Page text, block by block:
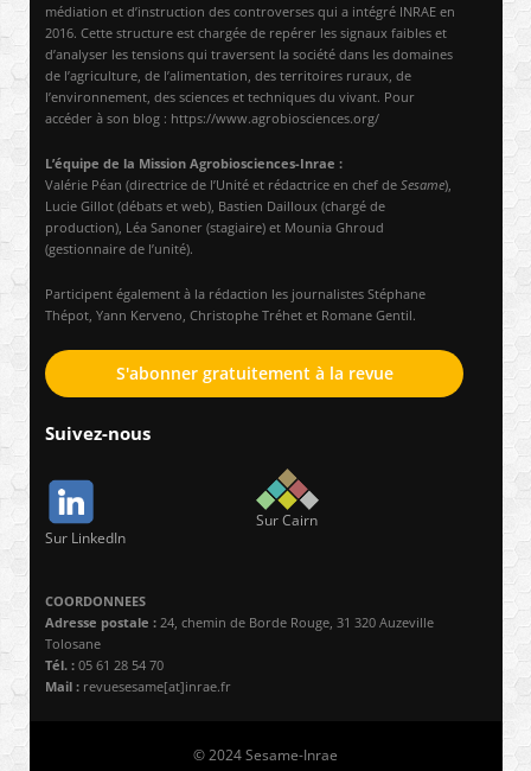
médiation et d’instruction des controverses qui a intégré INRAE en
2016. Cette structure est chargée de repérer les signaux faibles et
d’analyser les tensions qui traversent la société dans les domaines
de l’agriculture, de l’alimentation, des territoires ruraux, de
l’environnement, des sciences et techniques du vivant. Pour
accéder à son blog : https://www.agrobiosciences.org/
L’équipe de la Mission Agrobiosciences-Inrae :
Valérie Péan (directrice de l’Unité et rédactrice en chef de Sesame),
Lucie Gillot (débats et web), Bastien Dailloux (chargé de
production), Léa Sanoner (stagiaire) et Mounia Ghroud
(gestionnaire de l’unité).
Participent également à la rédaction les journalistes Stéphane
Thépot, Yann Kerveno, Christophe Tréhet et Romane Gentil.
S'abonner gratuitement à la revue
Suivez-nous
Sur LinkedIn
Sur Cairn
COORDONNEES
Adresse postale : 24, chemin de Borde Rouge, 31 320 Auzeville
Tolosane
Tél. : 05 61 28 54 70
Mail : revuesesame[at]inrae.fr
© 2024 Sesame-Inrae